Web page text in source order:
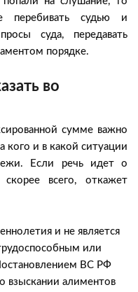
перебивать судью и
суда, передавать
порядке.
во
сумме важно
кого и в какой ситуации
Если речь идет о
всего, откажет
и не является
или
ВС РФ
взыскании алиментов